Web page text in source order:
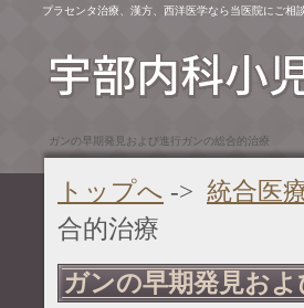
ガンの早期発見および進行ガンの総合的治療
プラセンタ治療、漢方、西洋医学なら当医院にご相
トップへ -> 統合医
合的治療
ガンの早期発見お